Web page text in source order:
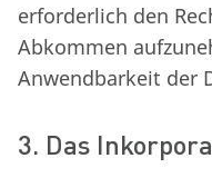
erforderlich den
Abkommen
Anwendbarkeit der
3. Das